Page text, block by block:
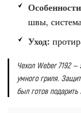
швы,
Уход:
Чехол Weber 7192 —
умного гриля.
был готов